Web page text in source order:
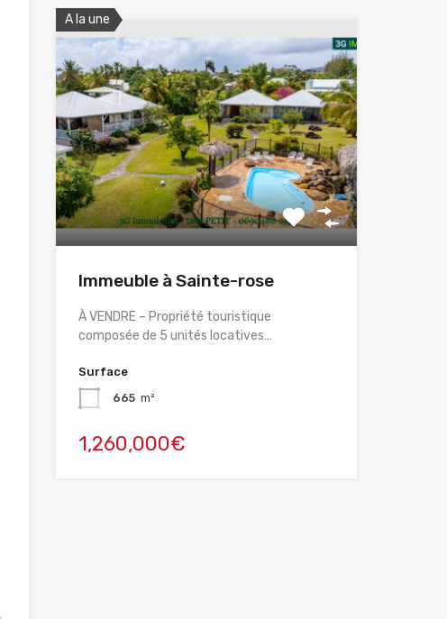
A la une
Immeuble à Sainte-rose
À VENDRE – Propriété touristique
composée de 5 unités locatives…
Surface
665 m²
1,260,000€